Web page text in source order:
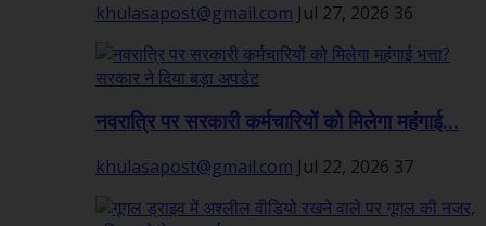
khulasapost@gmail.com Jul 27, 2026 36
नवरात्रि पर सरकारी कर्मचारियों को मिलेगा महंगाई...
khulasapost@gmail.com Jul 22, 2026 37